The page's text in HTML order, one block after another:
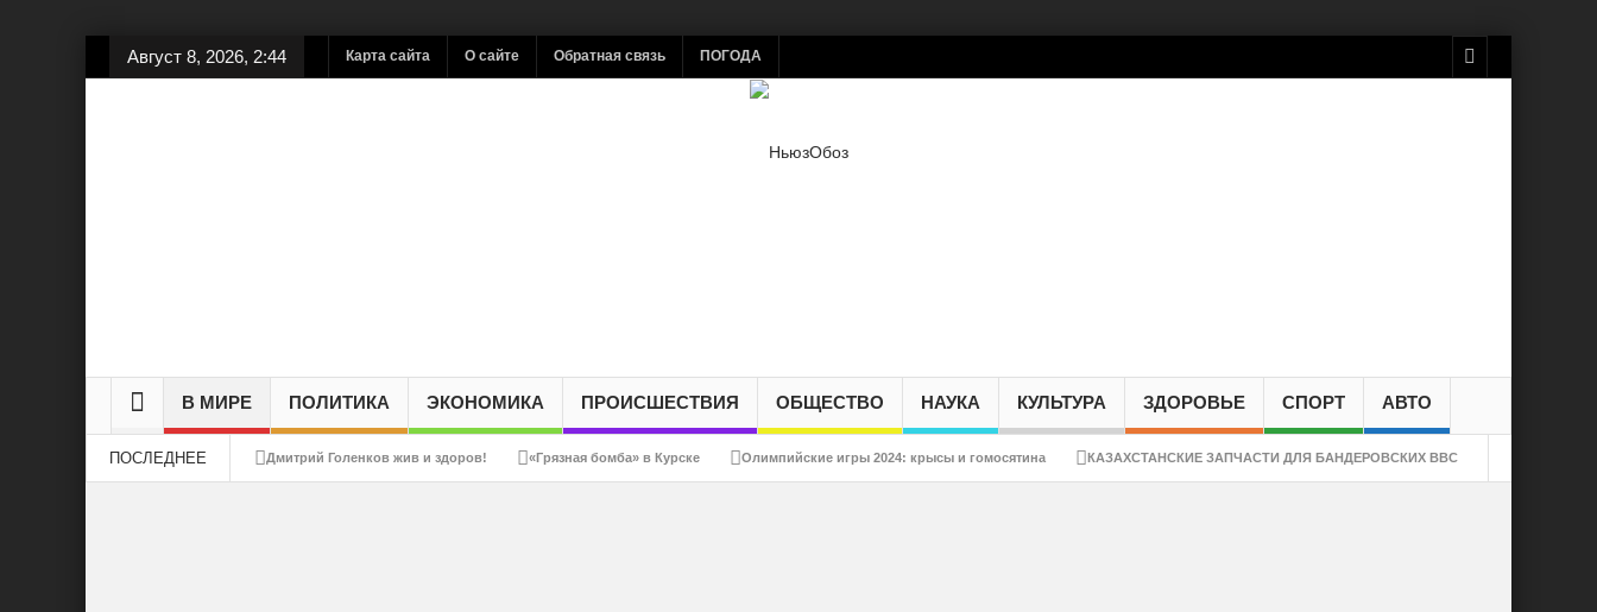
Август 8, 2026, 2:44 Карта сайта О сайте Обратная связь ПОГОДА
В МИРЕ ПОЛИТИКА ЭКОНОМИКА ПРОИСШЕСТВИЯ ОБЩЕСТВО НАУКА КУЛЬТУРА ЗДОРОВЬЕ СПОРТ АВТО
ПОСЛЕДНЕЕ Дмитрий Голенков жив и здоров! «Грязная бомба» в Курске Олимпийские игры 2024: крысы и гомосятина КАЗАХСТАНСКИЕ ЗАПЧАСТИ ДЛЯ БАНДЕРОВСКИХ ВВС